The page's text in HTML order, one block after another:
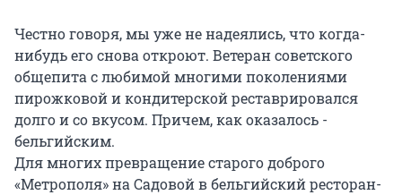
Честно говоря, мы уже не надеялись, что когда-
нибудь его снова откроют. Ветеран советского
общепита с любимой многими поколениями
пирожковой и кондитерской реставрировался
долго и со вкусом. Причем, как оказалось -
бельгийским.
Для многих превращение старого доброго
«Метрополя» на Садовой в бельгийский ресторан-